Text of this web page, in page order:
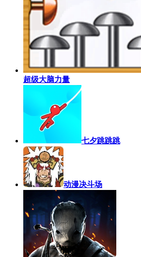
超级大脑力量
七夕跳跳跳
动漫决斗场